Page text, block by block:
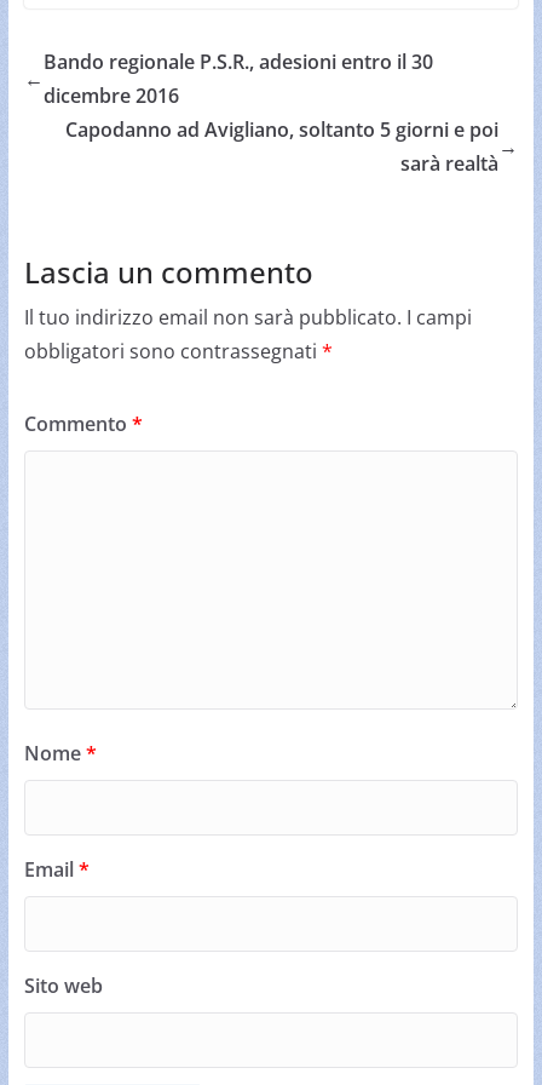
←
Bando regionale P.S.R., adesioni entro il 30
dicembre 2016
Capodanno ad Avigliano, soltanto 5 giorni e poi
sarà realtà
→
Lascia un commento
Il tuo indirizzo email non sarà pubblicato. I campi
obbligatori sono contrassegnati *
Commento *
Nome*
Email*
Sito web